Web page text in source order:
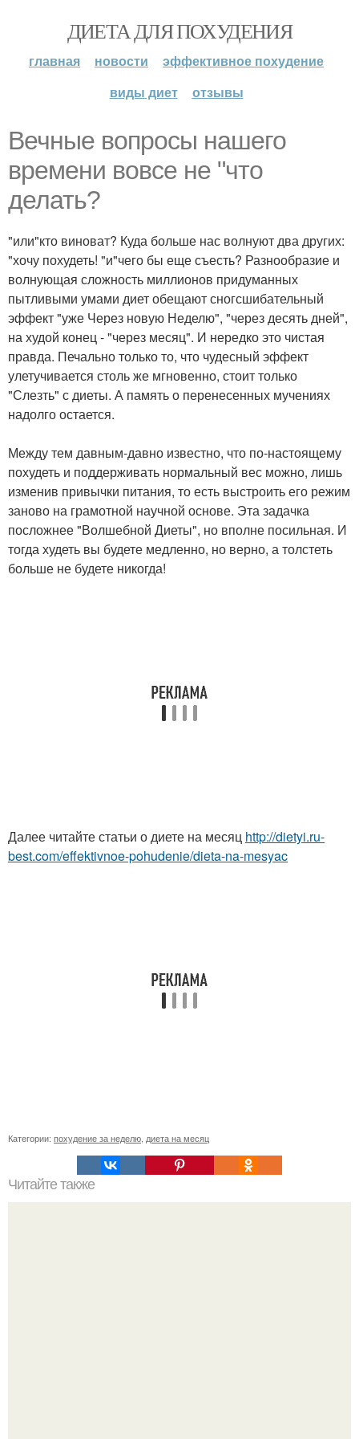
ДИЕТА ДЛЯ ПОХУДЕНИЯ
главная новости
эффективное похудение
виды диет
отзывы
Вечные вопросы нашего
времени вовсе не "что
делать?
"или"кто виноват? Куда больше нас волнуют два других:
"хочу похудеть! "и"чего бы еще съесть? Разнообразие и
волнующая сложность миллионов придуманных
пытливыми умами диет обещают сногсшибательный
эффект "уже Через новую Неделю", "через десять дней",
на худой конец - "через месяц". И нередко это чистая
правда. Печально только то, что чудесный эффект
улетучивается столь же мгновенно, стоит только
"Слезть" с диеты. А память о перенесенных мучениях
надолго остается.
Между тем давным-давно известно, что по-настоящему
похудеть и поддерживать нормальный вес можно, лишь
изменив привычки питания, то есть выстроить его режим
заново на грамотной научной основе. Эта задачка
посложнее "Волшебной Диеты", но вполне посильная. И
тогда худеть вы будете медленно, но верно, а толстеть
больше не будете никогда!
Далее читайте статьи о диете на месяц http://dietyi.ru-
best.com/effektivnoe-pohudenie/dieta-na-mesyac
Категории: похудение за неделю диета на месяц
Читайте также